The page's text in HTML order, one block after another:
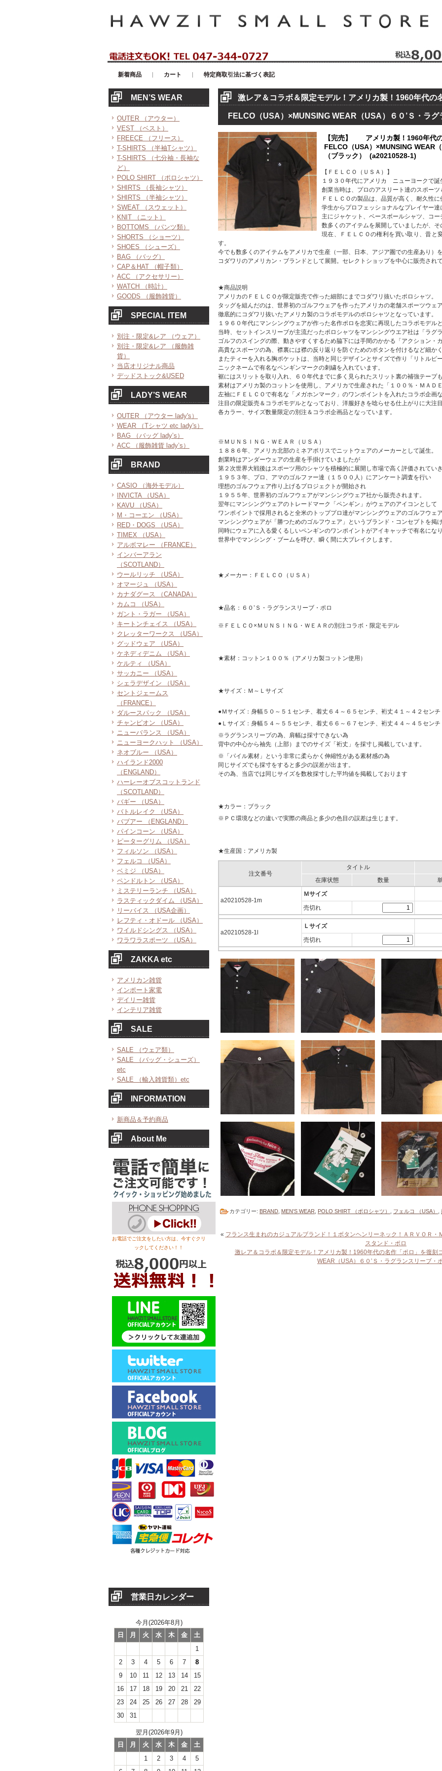
新着商品 カート 特定商取引法に基づく表記
MEN’S WEAR
OUTER （アウター）
VEST （ベスト）
FREECE （フリース）
T-SHIRTS （半袖Tシャツ）
T-SHIRTS （七分袖・長袖な
ど）
POLO SHIRT （ポロシャツ）
SHIRTS （長袖シャツ）
SHIRTS （半袖シャツ）
SWEAT （スウェット）
KNIT （ニット）
BOTTOMS （パンツ類）
SHORTS （ショーツ）
SHOES （シューズ）
BAG （バッグ）
CAP＆HAT （帽子類）
ACC （アクセサリー）
WATCH （時計）
GOODS （服飾雑貨）
SPECIAL ITEM
別注・限定&レア （ウェア）
別注・限定&レア （服飾雑
貨）
当店オリジナル商品
デッドストック&USED
LADY’S WEAR
OUTER （アウター lady's）
WEAR （Tシャツ etc lady's）
BAG （バッグ lady’s）
ACC （服飾雑貨 lady’s）
BRAND
CASIO （海外モデル）
INVICTA （USA）
KAVU （USA）
M・コーエン （USA）
RED・DOGS （USA）
TIMEX （USA）
アルボマレー （FRANCE）
インバーアラン
（SCOTLAND）
ウールリッチ （USA）
オマージュ （USA）
カナダグース （CANADA）
カムコ （USA）
ガント・ラガー （USA）
キートンチェイス （USA）
クレッターワークス （USA）
グッドウェア （USA）
ケネディデニム （USA）
ケルティ （USA）
サッカニー （USA）
シェラデザイン （USA）
セントジェームス
（FRANCE）
ダルースパック （USA）
チャンピオン （USA）
ニューバランス （USA）
ニューヨークハット （USA）
ネオブルー （USA）
ハイランド2000
（ENGLAND）
ハーレーオブスコットランド
（SCOTLAND）
バギー （USA）
バトルレイク （USA）
バブアー （ENGLAND）
パインコーン （USA）
ピーターグリム （USA）
フィルソン （USA）
フェルコ （USA）
ベミジ （USA）
ペンドルトン （USA）
ミステリーランチ （USA）
ラスティックダイム （USA）
リーバイス （USA企画）
レフティ・オドール （USA）
ワイルドシングス （USA）
ワラワラスポーツ （USA）
ZAKKA etc
アメリカン雑貨
インポート家電
デイリー雑貨
インテリア雑貨
SALE
SALE （ウェア類）
SALE （バッグ・シューズ）
etc
SALE （輸入雑貨類）etc
INFORMATION
新商品＆予約商品
About Me
お電話でご注文をしたい方は、今すぐクリ
ックしてください！！
営業日カレンダー
今月(2026年8月)
日
月 火 水 木 金
土
1
2
3 4 5 6 7
8
9
10 11 12 13 14
15
16
17 18 19 20 21
22
23
24 25 26 27 28
29
30
31
翌月(2026年9月)
日
月 火 水 木 金
土
1
2 3 4
5
激レア＆コラボ＆限定モデル！アメリカ製！1960年代の
FELCO（USA）×MUNSING WEAR（USA）６０’Ｓ・ラグ
【完売】 アメリカ製！1960年代の
FELCO（USA）×MUNSING WEAR
（ブラック） (a20210528-1)
【ＦＥＬＣＯ（ＵＳＡ）】
１９３０年代にアメリカ ニューヨークで誕
創業当時は、プロのアスリート達のスポーツ
ＦＥＬＣＯの製品は、品質が高く、耐久性に
学生からプロフェッショナルなプレイヤー達
主にジャケット、ベースボールシャツ、コ
数多くのアイテムを展開していましたが、そ
現在、ＦＥＬＣＯの権利を買い取り、昔と
す。
今でも数多くのアイテムをアメリカで生産（一部、日本、アジア圏での生産あり）
コダワリのアメリカン・ブランドとして展開。セレクトショップを中心に販売されて
★商品説明
アメリカのＦＥＬＣＯが限定販売で作った細部にまでコダワリ抜いたポロシャツ。
タッグを組んだのは、世界初のゴルフウェアを作ったアメリカの老舗スポーツウェ
徹底的にコダワリ抜いたアメリカ製のコラボモデルのポロシャツとなっています。
１９６０年代にマンシングウェアが作った名作ポロを忠実に再現したコラボモデル
当時、セットインスリーブが主流だったポロシャツをマンシングウエア社は「ラグ
ゴルフのスイングの際、動きやすくするため脇下には手間のかかる「アクション・
高貴なスポーツの為、襟裏には襟の反り返りを防ぐためのボタンを付けるなど細かく
またティーを入れる胸ポケットは、当時と同じデザインとサイズで作り「リトルピ
ニックネームで有名なペンギンマークの刺繍を入れています。
裾にはスリットを取り入れ、６０年代までに多く見られたスリット裏の補強テープ
素材はアメリカ製のコットンを使用し、アメリカで生産された「１００％・ＭＡＤ
左袖にＦＥＬＣＯで有名な「メガホンマーク」のワンポイントを入れたコラボ企画
注目の限定販売＆コラボモデルとなっており、洋服好きを唸らせる仕上がりに大注目
各カラー、サイズ数量限定の別注＆コラボ企画品となっています。
※ＭＵＮＳＩＮＧ・ＷＥＡＲ（ＵＳＡ）
１８８６年、アメリカ北部のミネアポリスでニットウェアのメーカーとして誕生。
創業時はアンダーウェアの生産を手掛けていましたが
第２次世界大戦後はスポーツ用のシャツを積極的に展開し市場で高く評価されていき
１９５３年、プロ、アマのゴルファー達（１５００人）にアンケート調査を行い
理想のゴルフウェア作り上げるプロジェクトが開始され
１９５５年、世界初のゴルフウェアがマンシングウェア社から販売されます。
翌年にマンシングウェアのトレードマーク「ペンギン」がウェアのアイコンとして
ワンポイントで採用されると全米のトッププロ達がマンシングウェアのゴルフウェア
マンシングウェアが「勝つためのゴルフウェア」というブランド・コンセプトを掲
同時にウェアに入る愛くるしいペンギンのワンポイントがアイキャッチで有名になり
世界中でマンシング・ブームを呼び、瞬く間に大ブレイクします。
★メーカー：ＦＥＬＣＯ（ＵＳＡ）
★品名：６０’Ｓ・ラグランスリーブ・ポロ
※ＦＥＬＣＯ×ＭＵＮＳＩＮＧ・ＷＥＡＲの別注コラボ・限定モデル
★素材：コットン１００％（アメリカ製コットン使用）
★サイズ：Ｍ～Ｌサイズ
●Ｍサイズ：身幅５０～５１センチ、着丈６４～６５センチ、裄丈４１～４２センチ
●Ｌサイズ：身幅５４～５５センチ、着丈６６～６７センチ、裄丈４４～４５センチ
※ラグランスリーブの為、肩幅は採寸できない為
背中の中心から袖先（上部）までのサイズ「裄丈」を採寸し掲載しています。
※「パイル素材」という非常に柔らかく伸縮性がある素材感の為
同じサイズでも採寸をすると多少の誤差が出ます。
その為、当店では同じサイズを数枚採寸した平均値を掲載しております
★カラー：ブラック
※ＰＣ環境などの違いで実際の商品と多少の色目の誤差は生じます。
★生産国：アメリカ製
注文番号
タイトル
在庫状態 数量
a20210528-1m
Ｍサイズ
売切れ
a20210528-1l
Ｌサイズ
売切れ
カテゴリー: BRAND MEN'S WEAR POLO SHIRT （ポロシャツ） フェルコ （USA）
« フランス生まれのカジュアルブランド！１ボタンヘンリーネック！ＡＲＶＯＲ・
スタンド・ポロ
激レア＆コラボ＆限定モデル！アメリカ製！1960年代の名作「ポロ」を復刻
WEAR（USA）６０’Ｓ・ラグランスリーブ・